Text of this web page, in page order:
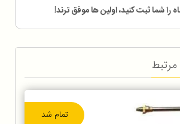
را شما ثبت کنید، اولین ها موفق ترند!
تمام شد